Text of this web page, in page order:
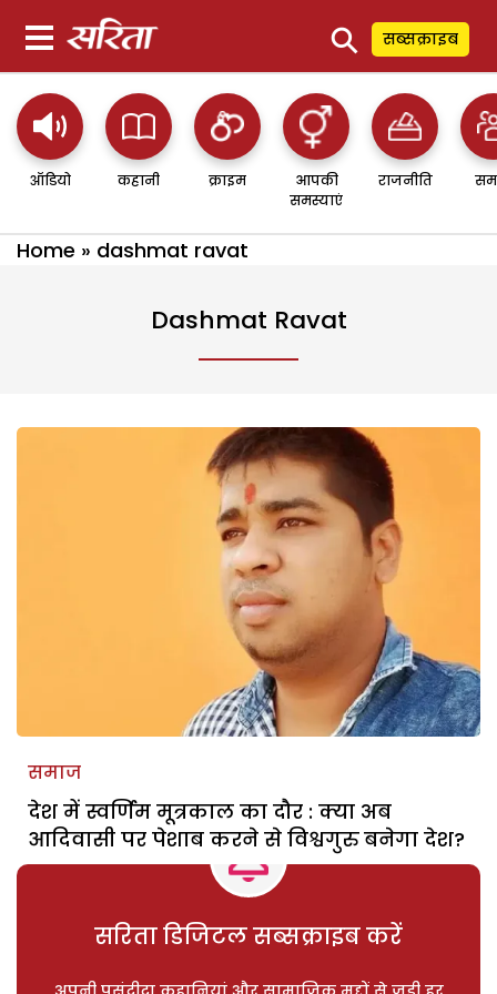
⚲ सब्सक्राइब
ऑडियो कहानी क्राइम
आपकी
समस्याएं
राजनीति
Home » dashmat ravat
Dashmat Ravat
समाज
देश में स्वर्णिम मूत्रकाल का दौर : क्या अब
आदिवासी पर पेशाब करने से विश्वगुरु बनेगा देश?
सरिता डिजिटल सब्सक्राइब करें